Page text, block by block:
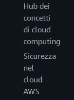
Hub dei
concetti
di cloud
computing
Sicurezza
nel
cloud
AWS